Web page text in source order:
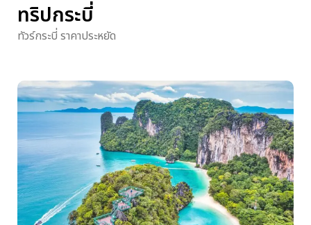
ทริปกระบี่
ทัวร์กระบี่ ราคาประหยัด